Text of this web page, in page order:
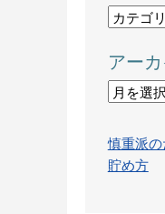
カ
ゴ
リ
ー
アー
ア
カ
イ
ブ
慎重派
貯め方